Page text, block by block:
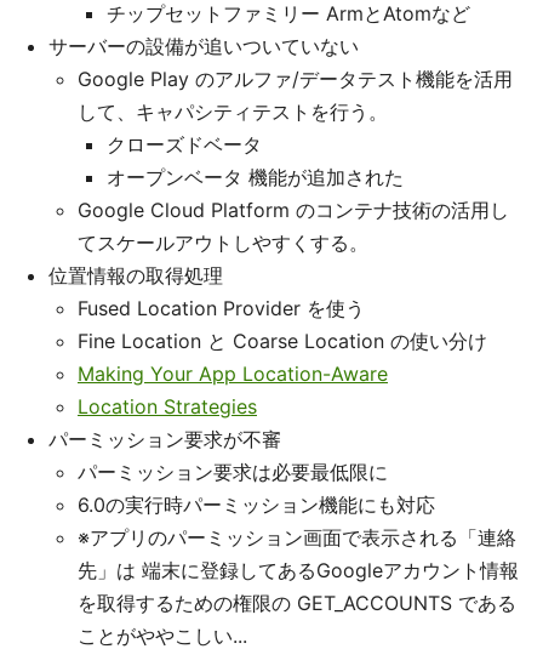
チップセットファミリー ArmとAtomなど
サーバーの設備が追いついていない
Google Play のアルファ/データテスト機能を活用
して、キャパシティテストを行う。
クローズドベータ
オープンベータ 機能が追加された
Google Cloud Platform のコンテナ技術の活用し
てスケールアウトしやすくする。
位置情報の取得処理
Fused Location Provider を使う
Fine Location と Coarse Location の使い分け
Making Your App Location-Aware
Location Strategies
パーミッション要求が不審
パーミッション要求は必要最低限に
6.0の実行時パーミッション機能にも対応
※アプリのパーミッション画面で表示される「連絡
先」は 端末に登録してあるGoogleアカウント情報
を取得するための権限の GET_ACCOUNTS である
ことがややこしい...